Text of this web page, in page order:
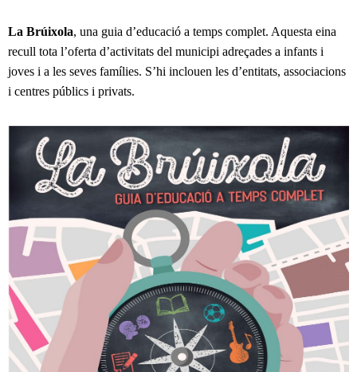
La Brúixola, una guia d’educació a temps complet. Aquesta eina
recull tota l’oferta d’activitats del municipi adreçades a infants i
joves i a les seves famílies. S’hi inclouen les d’entitats, associacions
i centres públics i privats.